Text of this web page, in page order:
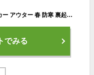
M2C ジャケット キッズ ウインドブレーカー アウター 春 防寒 裏起毛 登山 撥水加工 アウトドア 男の子 ロイヤルブル 120
でみる